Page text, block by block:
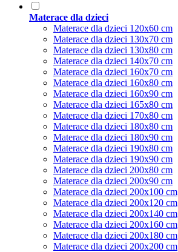
Materace dla dzieci
Materace dla dzieci 120x60 cm
Materace dla dzieci 130x70 cm
Materace dla dzieci 130x80 cm
Materace dla dzieci 140x70 cm
Materace dla dzieci 160x70 cm
Materace dla dzieci 160x80 cm
Materace dla dzieci 160x90 cm
Materace dla dzieci 165x80 cm
Materace dla dzieci 170x80 cm
Materace dla dzieci 180x80 cm
Materace dla dzieci 180x90 cm
Materace dla dzieci 190x80 cm
Materace dla dzieci 190x90 cm
Materace dla dzieci 200x80 cm
Materace dla dzieci 200x90 cm
Materace dla dzieci 200x100 cm
Materace dla dzieci 200x120 cm
Materace dla dzieci 200x140 cm
Materace dla dzieci 200x160 cm
Materace dla dzieci 200x180 cm
Materace dla dzieci 200x200 cm